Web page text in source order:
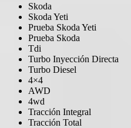
Skoda
Skoda Yeti
Prueba Skoda Yeti
Prueba Skoda
Tdi
Turbo Inyección Directa
Turbo Diesel
4×4
AWD
4wd
Tracción Integral
Tracción Total